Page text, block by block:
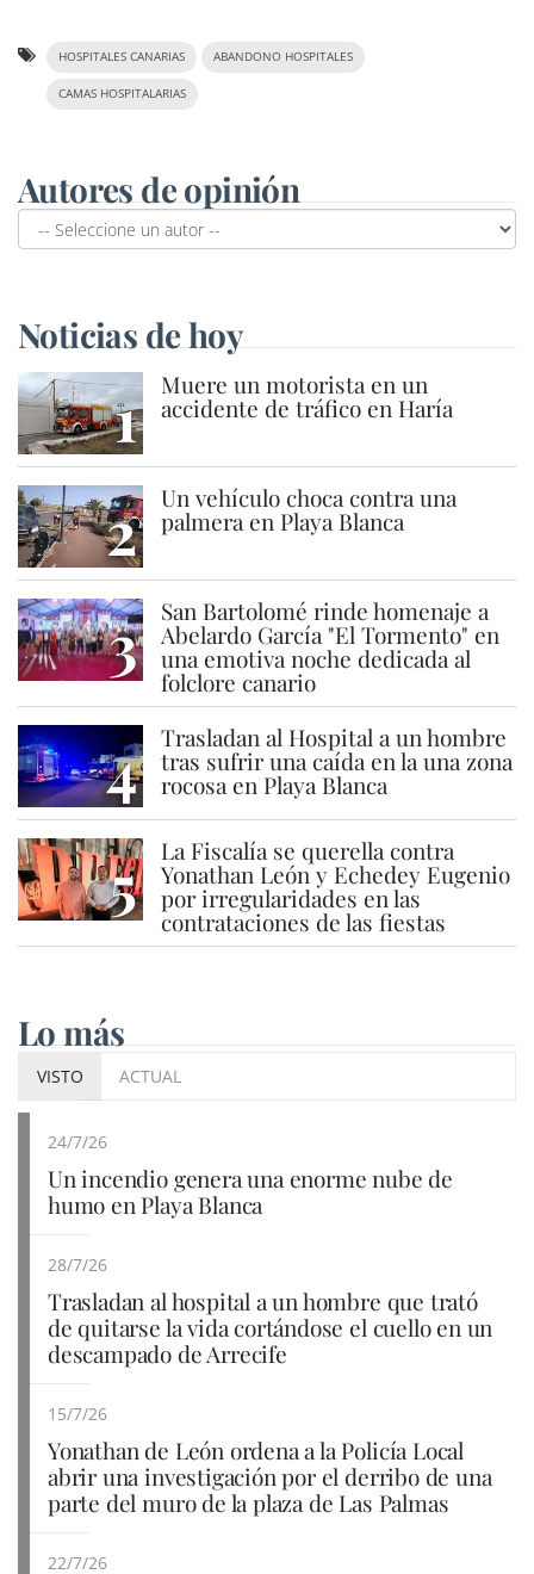
HOSPITALES CANARIAS ABANDONO HOSPITALES
CAMAS HOSPITALARIAS
Autores de opinión
Noticias de hoy
1 Muere un motorista en un
accidente de tráfico en Haría
2 Un vehículo choca contra una
palmera en Playa Blanca
3 San Bartolomé rinde homenaje a
Abelardo García "El Tormento" en
una emotiva noche dedicada al
folclore canario
4 Trasladan al Hospital a un hombre
tras sufrir una caída en la una zona
rocosa en Playa Blanca
5 La Fiscalía se querella contra
Yonathan León y Echedey Eugenio
por irregularidades en las
contrataciones de las fiestas
Lo más
VISTO ACTUAL
24/7/26
Un incendio genera una enorme nube de
humo en Playa Blanca
28/7/26
Trasladan al hospital a un hombre que trató
de quitarse la vida cortándose el cuello en un
descampado de Arrecife
15/7/26
Yonathan de León ordena a la Policía Local
abrir una investigación por el derribo de una
parte del muro de la plaza de Las Palmas
22/7/26